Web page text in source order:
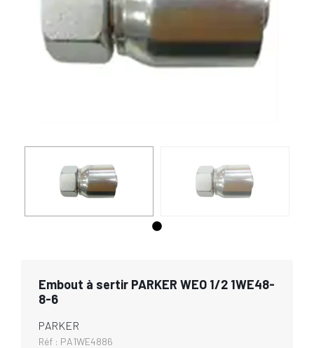
Embout à sertir PARKER WEO 1/2 1WE48-
8-6
PARKER
Réf : PA1WE4886